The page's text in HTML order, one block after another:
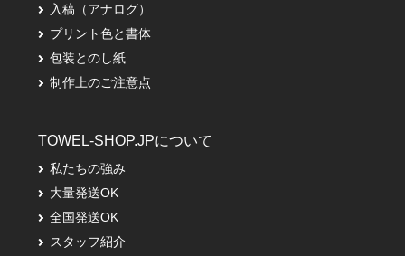
入稿（アナログ）
プリント色と書体
包装とのし紙
制作上のご注意点
TOWEL-SHOP.JPについて
私たちの強み
大量発送OK
全国発送OK
スタッフ紹介